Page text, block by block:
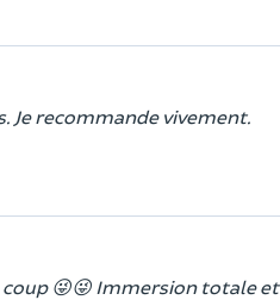
Je recommande vivement.
coup 😜😜 Immersion totale et